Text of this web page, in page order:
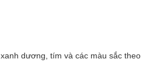
dương, tím và các màu sắc